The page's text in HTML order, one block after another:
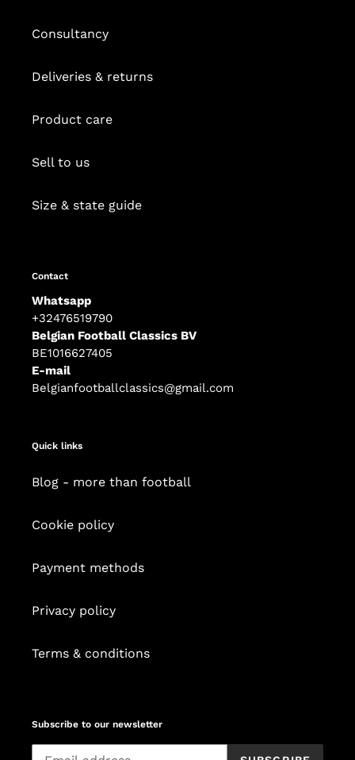
Consultancy
Deliveries & returns
Product care
Sell to us
Size & state guide
Contact
Whatsapp
+32476519790
Belgian Football Classics BV
BE1016627405
E-mail
Belgianfootballclassics@gmail.com
Quick links
Blog - more than football
Cookie policy
Payment methods
Privacy policy
Terms & conditions
Subscribe to our newsletter